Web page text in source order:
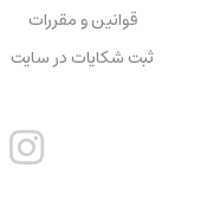
قوانین و مقررات
ثبت شکایات در سایت